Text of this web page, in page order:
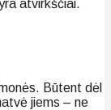
atvirkščiai.
Būtent dėl
jiems – ne